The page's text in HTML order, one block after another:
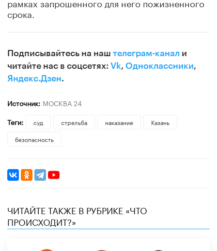
срока.
Подписывайтесь на наш телеграм-канал и
читайте нас в соцсетях: Vk, Одноклассники,
Яндекс.Дзен.
Источник: МОСКВА 24
Теги:
суд стрельба наказание
Казань
безопасность
ЧИТАЙТЕ ТАКЖЕ В РУБРИКЕ «ЧТО
ПРОИСХОДИТ?»